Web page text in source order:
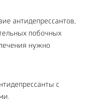
антидепрессантов,
побочных
нужно
с